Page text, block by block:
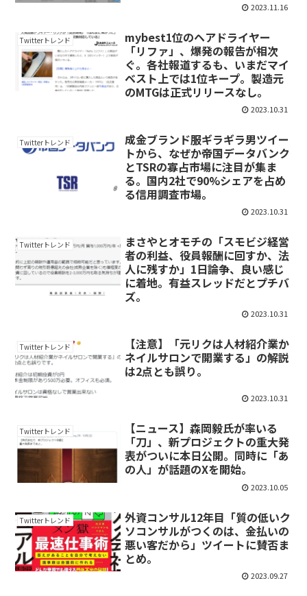
2023.11.16
Twitterトレンド
mybest1位のヘアドライヤー
「リファ」、爆発の報告が相次
ぐ。各社報道するも、いまだマイ
ベスト上では1位キープ。製造元
のMTGは正式リリースなし。
2023.10.31
Twitterトレンド
成金ブランド服ギラギラ男ツイー
トから、なぜか帝国データバンク
とTSRの寡占市場に注目が集ま
る。国内2社で90%シェアを占め
る信用調査市場。
2023.10.31
Twitterトレンド
まさやとオモチの「スモビジ経営
者の利益、役員報酬に回すか、法
人に残すか」1日論争、良い感じ
に着地。有益スレッドだとプチバ
ズ。
2023.10.31
Twitterトレンド
【注意】「元リクは人材紹介業か
ネイルサロンで開業する」の解説
は2点とも誤り。
2023.10.31
Twitterトレンド
【ニュース】森岡毅氏が率いる
「刀」、新プロジェクトの重大発
表がついに本日公開。同時に「あ
の人」が話題のXを開始。
2023.10.05
Twitterトレンド
外資コンサル12年目「質の低いク
ソコンサルがつくのは、金払いの
悪い客だから」ツイートに賛否ま
とめ。
2023.09.27